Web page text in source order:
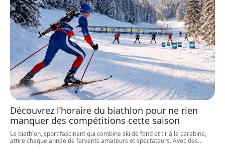
Découvrez l’horaire du biathlon pour ne rien
manquer des compétitions cette saison
Le biathlon, sport fascinant qui combine ski de fond et tir à la carabine,
attire chaque année de fervents amateurs et spectateurs. Avec des…